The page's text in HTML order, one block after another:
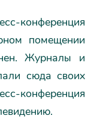
конференция
помещении
Журналы и
сюда своих